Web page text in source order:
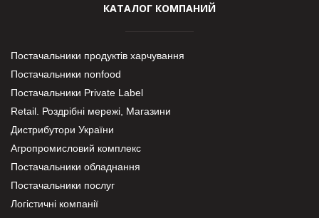
КАТАЛОГ КОМПАНИЙ
Постачальники продуктів харчування
Постачальники nonfood
Постачальники Private Label
Retail. Роздрібні мережі, Магазини
Дистрибутори України
Агропромисловий комплекс
Постачальники обладнання
Постачальники послуг
Логістичні компанії